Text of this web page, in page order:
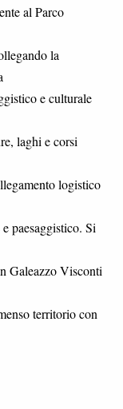
al Parco
la
e culturale
laghi e corsi
logistico
paesaggistico. Si
Galeazzo Visconti
territorio con